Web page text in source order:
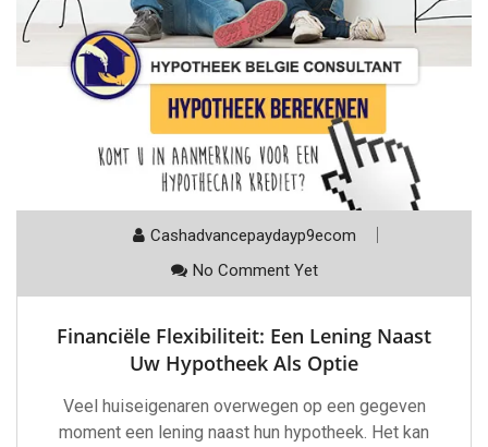
Cashadvancepaydayp9ecom
No Comment Yet
Financiële Flexibiliteit: Een Lening Naast
Uw Hypotheek Als Optie
Veel huiseigenaren overwegen op een gegeven
moment een lening naast hun hypotheek. Het kan